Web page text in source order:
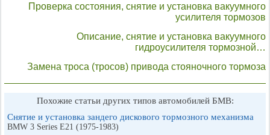
Проверка состояния, снятие и установка вакуумного
усилителя тормозов
Описание, снятие и установка вакуумного
гидроусилителя тормозной…
Замена троса (тросов) привода стояночного тормоза
Похожие статьи других типов автомобилей БМВ:
Снятие и установка зандего дискового тормозного механизма
BMW 3 Series E21 (1975-1983)